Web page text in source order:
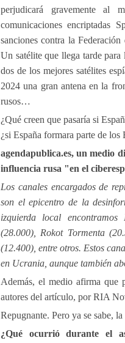
perjudicará gravemente al
comunicaciones encriptadas
sanciones contra la
Un satélite que llega tarde para
dos de los mejores satélites
2024 una gran antena en la
rusos…
¿Qué creen que pasaría si
¿si España formara parte de
agendapublica.es, un medio
influencia rusa "en el
Los canales encargados de
son el epicentro de la
izquierda local
(28.000), Rokot Tormenta
(12.400), entre otros. Estos
en Ucrania, aunque también
Además, el medio afirma que
autores del artículo, por RIA
Repugnante. Pero ya se sabe,
¿Qué ocurrió durante el